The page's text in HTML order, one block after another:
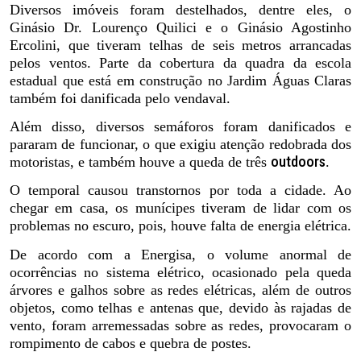
Diversos imóveis foram destelhados, dentre eles, o
Ginásio Dr. Lourenço Quilici e o Ginásio Agostinho
Ercolini, que tiveram telhas de seis metros arrancadas
pelos ventos. Parte da cobertura da quadra da escola
estadual que está em construção no Jardim Águas Claras
também foi danificada pelo vendaval.
Além disso, diversos semáforos foram danificados e
pararam de funcionar, o que exigiu atenção redobrada dos
motoristas, e também houve a queda de três outdoors.
O temporal causou transtornos por toda a cidade. Ao
chegar em casa, os munícipes tiveram de lidar com os
problemas no escuro, pois, houve falta de energia elétrica.
De acordo com a Energisa, o volume anormal de
ocorrências no sistema elétrico, ocasionado pela queda
árvores e galhos sobre as redes elétricas, além de outros
objetos, como telhas e antenas que, devido às rajadas de
vento, foram arremessadas sobre as redes, provocaram o
rompimento de cabos e quebra de postes.